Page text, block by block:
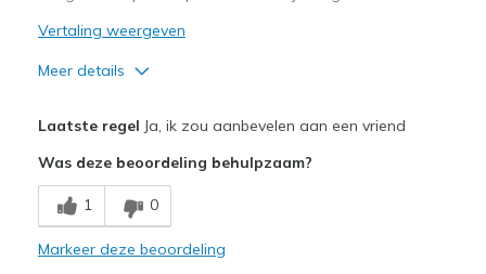
Width
Feels true to width
Sizing
Vertaling weergeven
Meer details
Sizing
Feels true to size
View On Shoes
Shoes are for Wearing
Laatste regel Ja, ik zou aanbevelen aan een vriend
Was deze beoordeling behulpzaam?
1 0
Markeer deze beoordeling